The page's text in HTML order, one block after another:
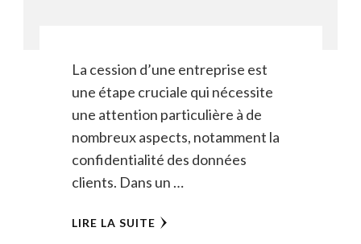
La cession d’une entreprise est
une étape cruciale qui nécessite
une attention particulière à de
nombreux aspects, notamment la
confidentialité des données
clients. Dans un …
LIRE LA SUITE